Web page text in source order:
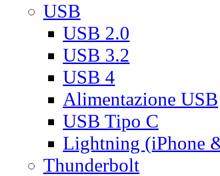
USB
USB 2.0
USB 3.2
USB 4
Alimentazione USB
USB Tipo C
Lightning (iPhone
Thunderbolt